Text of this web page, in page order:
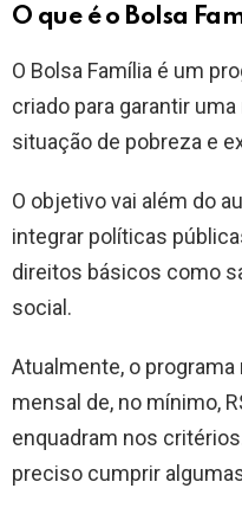
O que é o Bolsa
O Bolsa Família é um
criado para garantir
situação de pobreza e
O objetivo vai além do
integrar políticas
direitos básicos como
social.
Atualmente, o
mensal de, no mínimo,
enquadram nos
preciso cumprir